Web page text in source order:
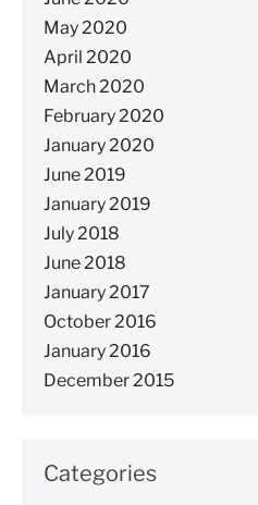
May 2020
April 2020
March 2020
February 2020
January 2020
June 2019
January 2019
July 2018
June 2018
January 2017
October 2016
January 2016
December 2015
Categories